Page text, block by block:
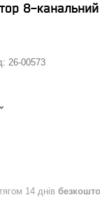
8-
26-00573
14 днів